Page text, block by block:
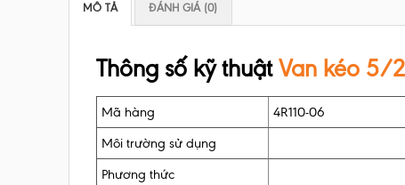
MÔ TẢ ĐÁNH GIÁ (0)
Thông số kỹ thuậtVan kéo 5/2
Mã hàng 4R110-06
Môi trường sử dụng
Phương thức